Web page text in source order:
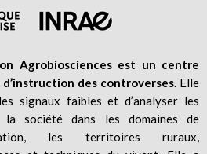
Agrobiosciences est un centre
des controverses . Elle
signaux faibles et d’analyser les
société dans les domaines de
les territoires ruraux,